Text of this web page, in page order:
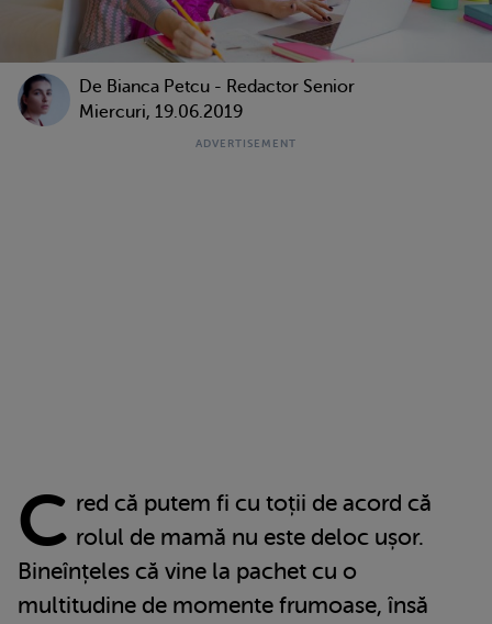
De Bianca Petcu - Redactor Senior
Miercuri, 19.06.2019
C red că putem fi cu toții de acord că
rolul de mamă nu este deloc ușor.
Bineînțeles că vine la pachet cu o
multitudine de momente frumoase, însă